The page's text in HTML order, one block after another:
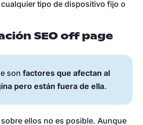
tipo de dispositivo fijo o
SEO off page
sonfactores que afectan al
pero están fuera de ella.
ellos no es posible. Aunque